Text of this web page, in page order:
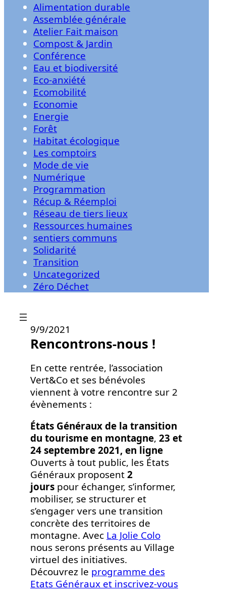
Alimentation durable
Assemblée générale
Atelier Fait maison
Compost & Jardin
Conférence
Eau et biodiversité
Eco-anxiété
Ecomobilité
Economie
Energie
Forêt
Habitat écologique
Les comptoirs
Mode de vie
Numérique
Programmation
Récup & Réemploi
Réseau de tiers lieux
Ressources humaines
sentiers communs
Solidarité
Transition
Uncategorized
Zéro Déchet
9/9/2021
Rencontrons-nous !
En cette rentrée, l’association
Vert&Co et ses bénévoles
viennent à votre rencontre sur 2
évènements :
États Généraux de la transition
du tourisme en montagne, 23 et
24 septembre 2021, en ligne
Ouverts à tout public, les États
Généraux proposent2
jours pour échanger, s’informer,
mobiliser, se structurer et
s’engager vers une transition
concrète des territoires de
montagne. Avec La Jolie Colo
nous serons présents au Village
virtuel des initiatives.
Découvrez le programme des
Etats Généraux et inscrivez-vous